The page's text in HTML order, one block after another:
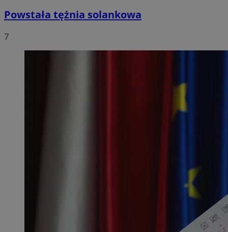
Powstała tężnia solankowa
7